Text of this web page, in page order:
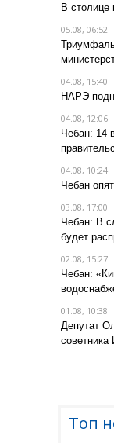
В столице
05.08, 06:52
04.08, 15:40
НАРЭ
04.08, 12:06
Чебан: 14
04.08, 10:24
Чебан
03.08, 17:00
Чебан: В
будет
02.08, 15:27
Чебан:
01.08, 10:38
Депутат
Топ